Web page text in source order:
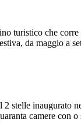
turistico che
da maggio a
2 stelle inaugurato
camere con